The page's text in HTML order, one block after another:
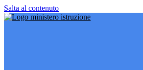
Salta al contenuto